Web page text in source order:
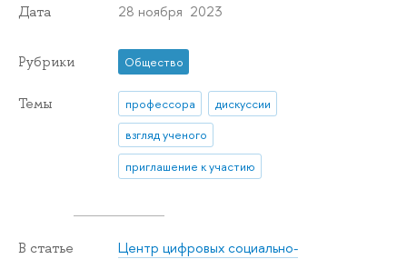
Дата 28 ноября 2023
Рубрики Общество
Темы профессора
дискуссии
взгляд ученого
приглашение к участию
В статье
Центр цифровых социально-